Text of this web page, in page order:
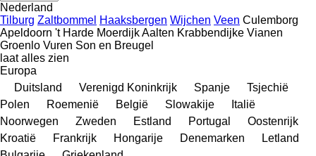
Nederland
Tilburg Zaltbommel Haaksbergen Wijchen Veen Culemborg
Apeldoorn 't Harde MoerdijkAalten Krabbendijke Vianen
Groenlo Vuren Son en Breugel
laat alles zien
Europa
Duitsland
Verenigd Koninkrijk Spanje
Tsjechië
Polen
Roemenië België Slowakije
Italië
Noorwegen
Zweden Estland Portugal
Oostenrijk
Kroatië
Frankrijk Hongarije Denemarken
Letland